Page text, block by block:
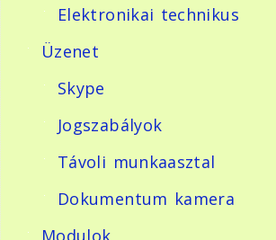
Elektronikai technikus
Üzenet
Skype
Jogszabályok
Távoli munkaasztal
Dokumentum kamera
Modulok